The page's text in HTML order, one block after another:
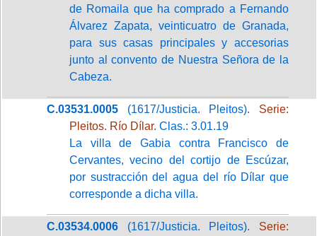
de Romaila que ha comprado a Fernando
Álvarez Zapata, veinticuatro de Granada,
para sus casas principales y accesorias
junto al convento de Nuestra Señora de la
Cabeza.
C.03531.0005 (1617/Justicia. Pleitos). Serie:
Pleitos. Río Dílar. Clas.: 3.01.19
La villa de Gabia contra Francisco de
Cervantes, vecino del cortijo de Escúzar,
por sustracción del agua del río Dílar que
corresponde a dicha villa.
C.03534.0006 (1617/Justicia. Pleitos). Serie: